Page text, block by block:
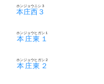
本庄西３
ホンジョウニシ３
本庄東１
ホンジョウヒガシ１
本庄東２
ホンジョウヒガシ２